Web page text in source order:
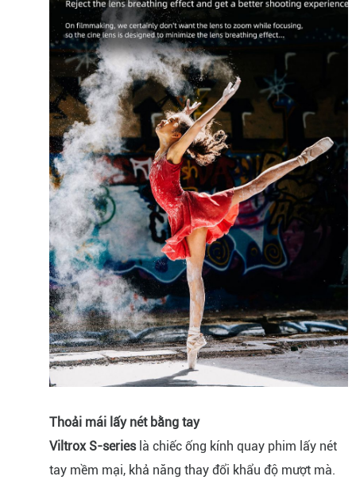
Thoải mái lấy nét bằng tay
Viltrox S-serieslà chiếc ống kính quay phim lấy nét
tay mềm mại, khả năng thay đổi khẩu độ mượt mà.